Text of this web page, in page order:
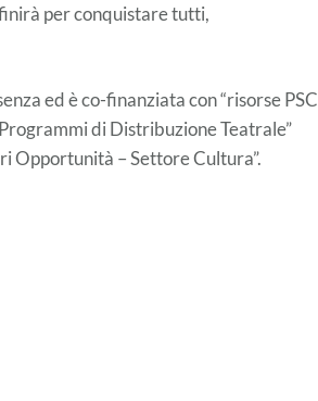
per conquistare tutti,
ed è co-finanziata con “risorse PSC
di Distribuzione Teatrale”
Opportunità – Settore Cultura”.